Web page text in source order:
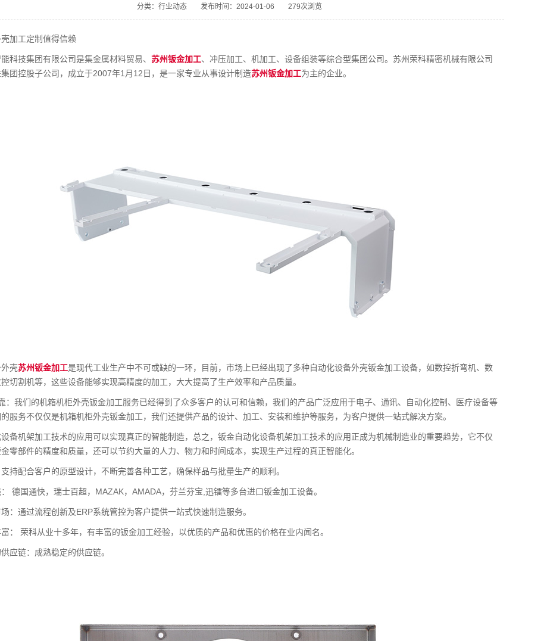
分类：行业动态 发布时间：2024-01-06 279次浏览
加工定制值得信赖
科技集团有限公司是集金属材料贸易、苏州钣金加工、冲压加工、机加工、设备组装等综合型集团公司。苏州荣科精密机械有限公司
团控股子公司，成立于2007年1月12日，是一家专业从事设计制造苏州钣金加工为主的企业。
壳苏州钣金加工是现代工业生产中不可或缺的一环，目前，市场上已经出现了多种自动化设备外壳钣金加工设备，如数控折弯机、数
切割机等，这些设备能够实现高精度的加工，大大提高了生产效率和产品质量。
：我们的机箱机柜外壳钣金加工服务已经得到了众多客户的认可和信赖，我们的产品广泛应用于电子、通讯、自动化控制、医疗设备等
服务不仅仅是机箱机柜外壳钣金加工，我们还提供产品的设计、加工、安装和维护等服务，为客户提供一站式解决方案。
备机架加工技术的应用可以实现真正的智能制造，总之，钣金自动化设备机架加工技术的应用正成为机械制造业的重要趋势，它不仅
零部件的精度和质量，还可以节约大量的人力、物力和时间成本，实现生产过程的真正智能化。
持配合客户的原型设计，不断完善各种工艺，确保样品与批量生产的顺利。
德国通快，瑞士百超，MAZAK，AMADA，芬兰芬宝,迅镭等多台进口钣金加工设备。
：通过流程创新及ERP系统管控为客户提供一站式快速制造服务。
： 荣科从业十多年，有丰富的钣金加工经验，以优质的产品和优惠的价格在业内闻名。
应链：成熟稳定的供应链。